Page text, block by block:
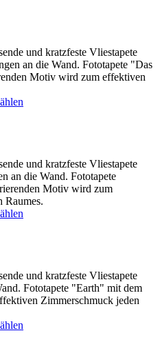
und kratzfeste Vliestapete
an die Wand. Fototapete "Das
Motiv wird zum effektiven
und kratzfeste Vliestapete
an die Wand. Fototapete
Motiv wird zum
Raumes.
und kratzfeste Vliestapete
Fototapete "Earth" mit dem
Zimmerschmuck jeden